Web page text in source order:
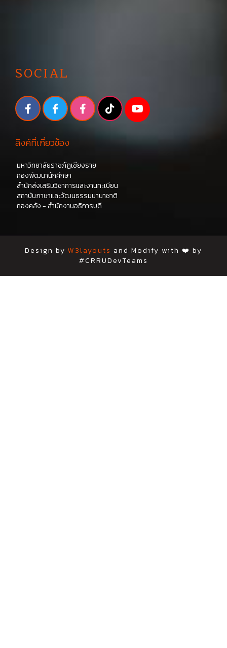
SOCIAL
ลิงค์ที่เกี่ยวข้อง
มหาวิทยาลัยราชภัฏเชียงราย
กองพัฒนานักศึกษา
สำนักส่งเสริมวิชาการและงานทะเบียน
สถาบันภาษาและวัฒนธรรมนานาชาติ
กองคลัง - สำนักงานอธิการบดี
Design by W3layouts and Modify with ❤️ by
#CRRUDevTeams